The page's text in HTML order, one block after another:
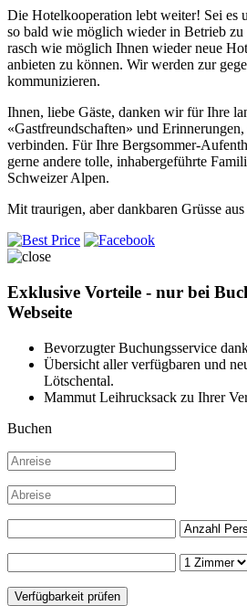
Die Hotelkooperation lebt weiter! Sei es
so bald wie möglich wieder in Betrieb zu
rasch wie möglich Ihnen wieder neue
anbieten zu können. Wir werden zur
kommunizieren.
Ihnen, liebe Gäste, danken wir für Ihre
«Gastfreundschaften» und
verbinden. Für Ihre Bergsommer-
gerne andere tolle, inhabergeführte
Schweizer Alpen.
Mit traurigen, aber dankbaren Grüsse
Exklusive Vorteile - nur bei
Webseite
Bevorzugter Buchungsservice
Übersicht aller verfügbaren und
Lötschental.
Mammut Leihrucksack zu Ihrer
Buchen